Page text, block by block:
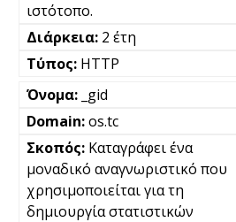
ιστότοπο.
2 έτη
HTTP
_gid
os.tc
Καταγράφει ένα
μοναδικό αναγνωριστικό που
χρησιμοποιείται για τη
δημιουργία στατιστικών